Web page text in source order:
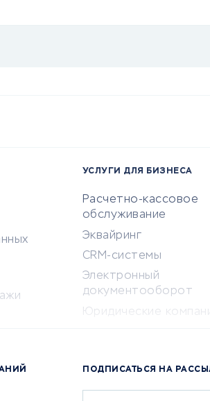
УСЛУГИ ДЛЯ БИЗНЕСА
Расчетно-кассовое
обслуживание
Эквайринг
CRM-системы
Электронный
документооборот
Юридические
Бухгалтерия онлайн
Онлайн-кассы
ПОДПИСАТЬСЯ НА